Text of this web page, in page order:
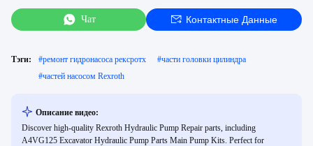
Чат Контактные Данные
Тэги: #ремонт гидронасоса рексротх #части головки цилиндра
#частей насосом Rexroth
Описание видео:
Discover high-quality Rexroth Hydraulic Pump Repair parts, including
A4VG125 Excavator Hydraulic Pump Parts Main Pump Kits. Perfect for